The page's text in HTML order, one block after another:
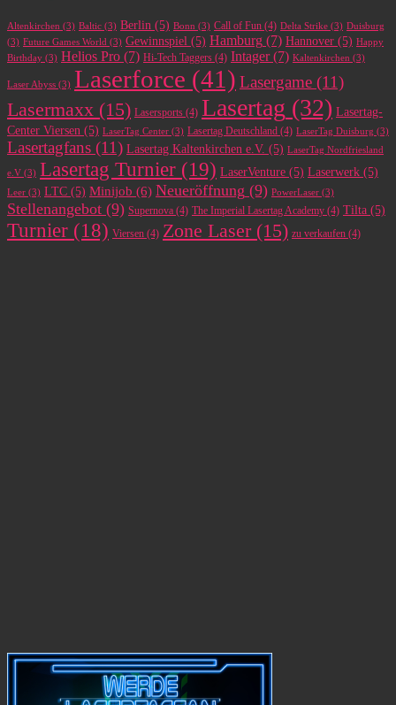
Altenkirchen (3) Baltic (3) Berlin (5) Bonn (3) Call of Fun (4) Delta Strike (3) Duisburg
(3) Future Games World (3) Gewinnspiel (5) Hamburg (7) Hannover (5) Happy
Birthday (3) Helios Pro (7) Hi-Tech Taggers (4) Intager(7) Kaltenkirchen (3)
Laser Abyss (3) Laserforce (41) Lasergame (11)
Lasermaxx (15) Lasersports (4) Lasertag (32) Lasertag-
Center Viersen (5) LaserTag Center (3) Lasertag Deutschland (4) LaserTag Duisburg (3)
Lasertagfans (11) Lasertag Kaltenkirchen e.V. (5) LaserTag Nordfriesland
e.V (3) Lasertag Turnier (19) LaserVenture (5) Laserwerk (5)
Leer (3) LTC (5) Minijob (6) Neueröffnung (9) PowerLaser (3)
Stellenangebot (9) Supernova (4) The Imperial Lasertag Academy (4) Tilta (5)
Turnier (18) Viersen (4) Zone Laser(15) zu verkaufen (4)